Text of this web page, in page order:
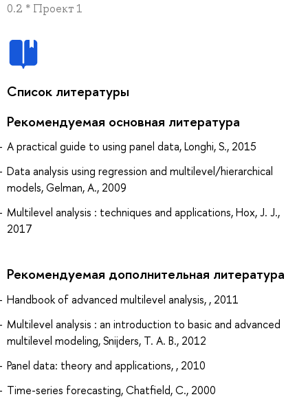
0.2 * Проект 1
Список литературы
Рекомендуемая основная литература
A practical guide to using panel data, Longhi, S., 2015
Data analysis using regression and multilevel/hierarchical
models, Gelman, A., 2009
Multilevel analysis : techniques and applications, Hox, J. J.,
2017
Рекомендуемая дополнительная литература
Handbook of advanced multilevel analysis, , 2011
Multilevel analysis : an introduction to basic and advanced
multilevel modeling, Snijders, T. A. B., 2012
Panel data: theory and applications, , 2010
Time-series forecasting, Chatfield, C., 2000